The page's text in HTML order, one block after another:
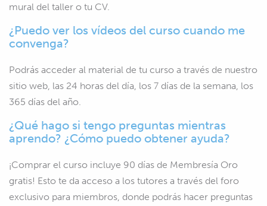
mural del taller o tu CV.
¿Puedo ver los vídeos del curso cuando me
convenga?
Podrás acceder al material de tu curso a través de nuestro
sitio web, las 24 horas del día, los 7 días de la semana, los
365 días del año.
¿Qué hago si tengo preguntas mientras
aprendo? ¿Cómo puedo obtener ayuda?
¡Comprar el curso incluye 90 días de Membresía Oro
gratis! Esto te da acceso a los tutores a través del foro
exclusivo para miembros, donde podrás hacer preguntas